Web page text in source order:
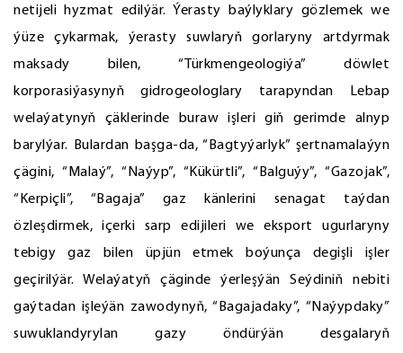
netijeli hyzmat edilýär. Ýerasty baýlyklary gözlemek we
ýüze çykarmak, ýerasty suwlaryň gorlaryny artdyrmak
maksady bilen, “Türkmengeologiýa” döwlet
korporasiýasynyň gidrogeologlary tarapyndan Lebap
welaýatynyň çäklerinde buraw işleri giň gerimde alnyp
barylýar. Bulardan başga-da, “Bagtyýarlyk” şertnamalaýyn
çägini, “Malaý”, “Naýyp”, “Kükürtli”, “Balguýy”, “Gazojak”,
“Kerpiçli”, “Bagaja” gaz känlerini senagat taýdan
özleşdirmek, içerki sarp edijileri we eksport ugurlaryny
tebigy gaz bilen üpjün etmek boýunça degişli işler
geçirilýär. Welaýatyň çäginde ýerleşýän Seýdiniň nebiti
gaýtadan işleýän zawodynyň, “Bagajadaky”, “Naýypdaky”
suwuklandyrylan gazy öndürýän desgalaryň